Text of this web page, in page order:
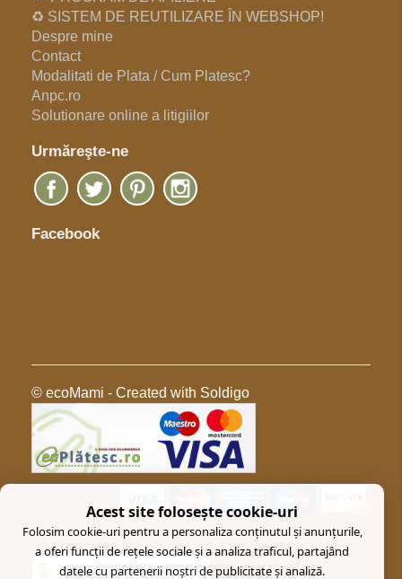
♻️ SISTEM DE REUTILIZARE ÎN WEBSHOP!
Despre mine
Contact
Modalitati de Plata / Cum Platesc?
Anpc.ro
Solutionare online a litigiilor
Urmăreşte-ne
Facebook
© ecoMami - Created with Soldigo
Acest site folosește cookie-uri
Folosim cookie-uri pentru a personaliza conținutul și anunțurile,
a oferi funcții de rețele sociale și a analiza traficul, partajând
datele cu partenerii noștri de publicitate și analiză.